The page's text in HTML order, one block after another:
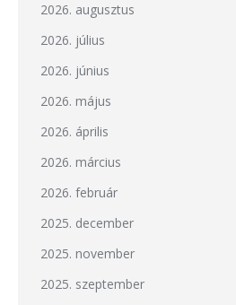
2026. augusztus
2026. július
2026. június
2026. május
2026. április
2026. március
2026. február
2025. december
2025. november
2025. szeptember